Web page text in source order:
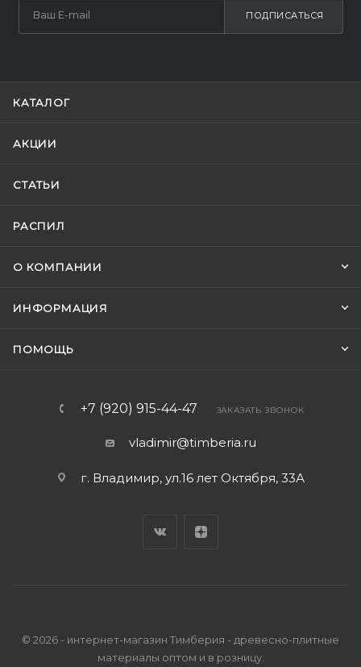
ПОДПИСАТЬСЯ
КАТАЛОГ
АКЦИИ
СТАТЬИ
РАСПИЛ
О КОМПАНИИ
ИНФОРМАЦИЯ
ПОМОЩЬ
+7 (920) 915-44-47 ЗАКАЗАТЬ ЗВОНОК
vladimir@timberia.ru
г. Владимир, ул.16 лет Октября, 33А
© 2026 - интернет-магазин Тимберия - древесно-плитные
материалы оптом и в розницу.